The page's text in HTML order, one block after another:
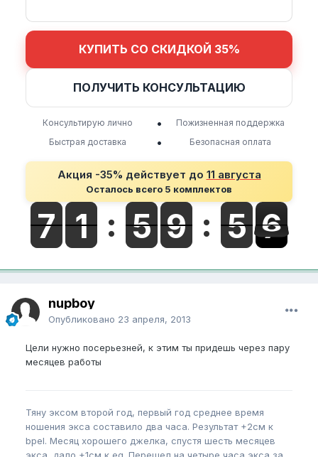
КУПИТЬ СО СКИДКОЙ 35%
ПОЛУЧИТЬ КОНСУЛЬТАЦИЮ
Консультирую лично •
Пожизненная поддержка
Быстрая доставка
• Безопасная оплата
Акция -35% действует до 11 августа
Осталось всего 5 комплектов
nupboy
Опубликовано 23 апреля, 2013
Цели нужно посерьезней, к этим ты придешь через пару
месяцев работы
Тяну эксом второй год, первый год среднее время
ношения экса составило два часа. Результат +2см к
bpel. Месяц хорошего джелка, спустя шесть месяцев